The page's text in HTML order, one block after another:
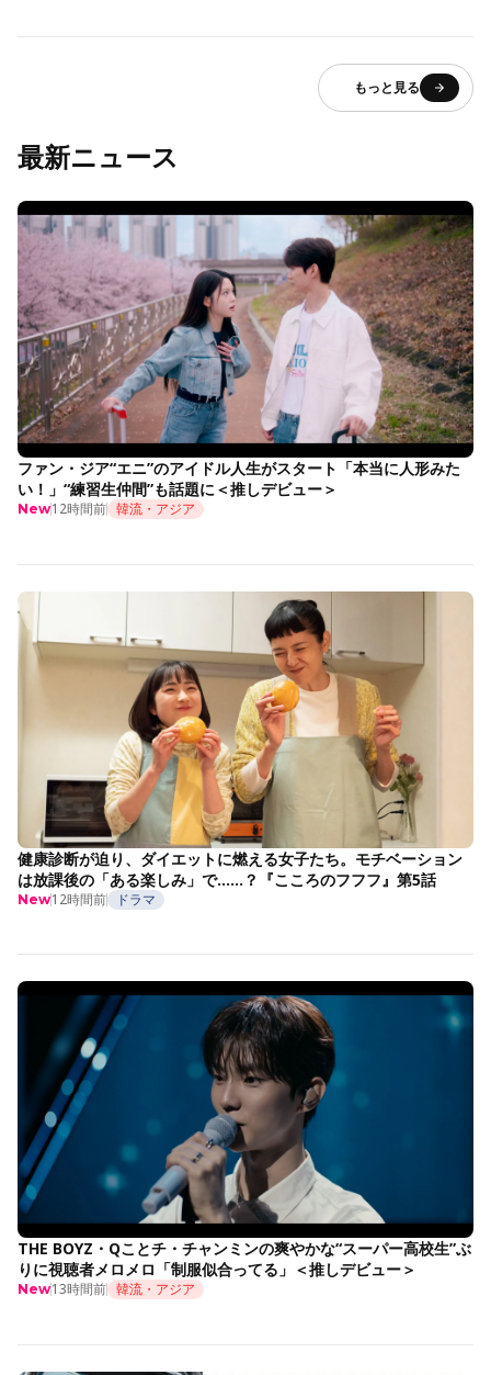
もっと見る
最新ニュース
ファン・ジア“エニ”のアイドル人生がスタート「本当に人形みた
い！」“練習生仲間”も話題に＜推しデビュー＞
New12時間前 韓流・アジア
健康診断が迫り、ダイエットに燃える女子たち。モチベーション
は放課後の「ある楽しみ」で……？『こころのフフフ』第5話
New12時間前 ドラマ
THE BOYZ・Qことチ・チャンミンの爽やかな“スーパー高校生”ぶ
りに視聴者メロメロ「制服似合ってる」＜推しデビュー＞
New13時間前 韓流・アジア